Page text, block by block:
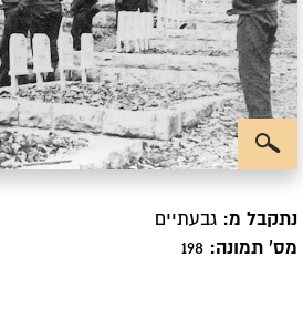
נתקבל מ: גבעתיים
מס' תמונה: